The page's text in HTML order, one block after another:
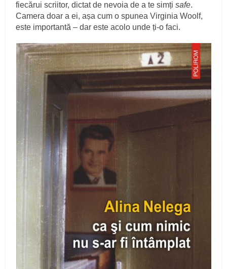
fiecărui scriitor, dictat de nevoia de a te simțisafe.
Camera doar a ei, așa cum o spunea Virginia Woolf,
este importantă – dar este acolo unde ți-o faci.